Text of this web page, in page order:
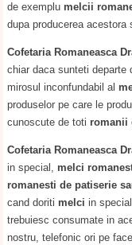
de exemplu melcii
dupa producerea acestora
Cofetaria Romaneasca
chiar daca sunteti
mirosul inconfundabil al
produselor pe care le
cunoscute de toti romanii
Cofetaria Romaneasca
in special, melci
romanesti de patiserie
cand doriti melci in
trebuiesc consumate in
nostru, telefonic ori pe